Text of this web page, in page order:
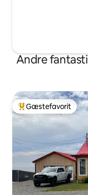
Andre
Bedste gæstefavorit
Gæstefavorit